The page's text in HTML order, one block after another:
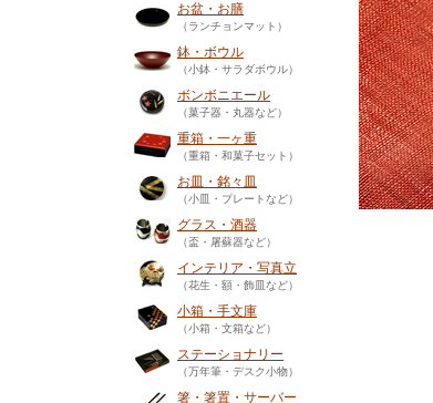
お盆・お膳
（ランチョンマット）
鉢・ボウル
（小鉢・サラダボウル）
ボンボニエール
（菓子器・丸器など）
重箱・一ヶ重
（重箱・和菓子セット）
お皿・銘々皿
（小皿・プレートなど）
グラス・酒器
（盃・屠蘇器など）
インテリア・写真立
（花生・額・飾皿など）
小箱・手文庫
（小箱・文箱など）
ステーショナリー
（万年筆・デスク小物）
箸・箸置・サーバー